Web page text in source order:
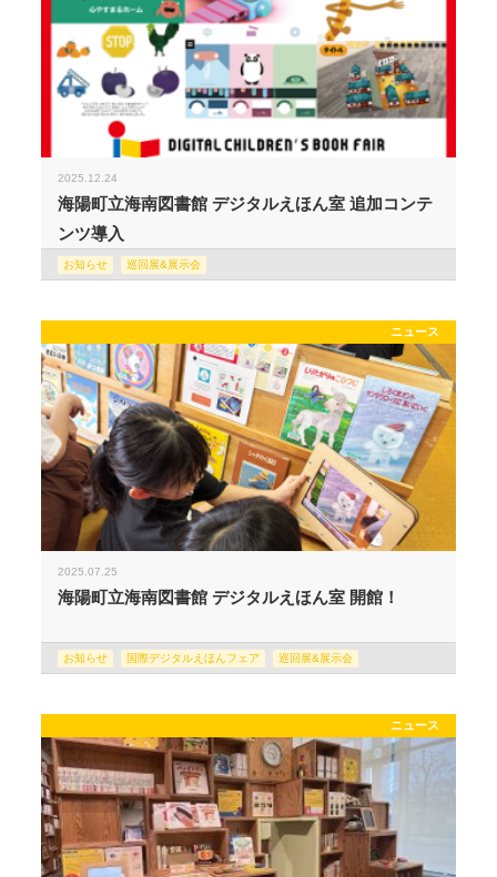
2025.12.24
海陽町立海南図書館 デジタルえほん室 追加コンテ
ンツ導入
お知らせ 巡回展&展示会
ニュース
2025.07.25
海陽町立海南図書館 デジタルえほん室 開館！
お知らせ 国際デジタルえほんフェア 巡回展&展示会
ニュース